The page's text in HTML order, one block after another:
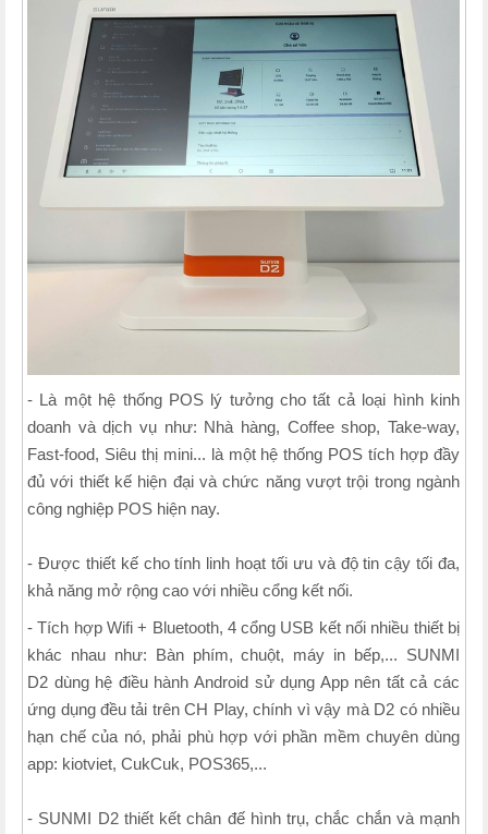
- Là một hệ thống POS lý tưởng cho tất cả loại hình kinh
doanh và dịch vụ như: Nhà hàng, Coffee shop, Take-way,
Fast-food, Siêu thị mini... là một hệ thống POS tích hợp đầy
đủ với thiết kế hiện đại và chức năng vượt trội trong ngành
công nghiệp POS hiện nay.
- Được thiết kế cho tính linh hoạt tối ưu và độ tin cậy tối đa,
khả năng mở rộng cao với nhiều cổng kết nối.
- Tích hợp Wifi + Bluetooth, 4 cổng USB kết nối nhiều thiết bị
khác nhau như: Bàn phím, chuột, máy in bếp,... SUNMI
D2 dùng hệ điều hành Android sử dụng App nên tất cả các
ứng dụng đều tải trên CH Play, chính vì vậy mà D2 có nhiều
hạn chế của nó, phải phù hợp với phần mềm chuyên dùng
app: kiotviet, CukCuk, POS365,...
- SUNMI D2 thiết kết chân đế hình trụ, chắc chắn và mạnh